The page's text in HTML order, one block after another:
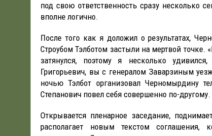
под свою ответственность сразу несколько
вполне логично.
После того как я доложил о результатах,
Строубом Тэлботом застыли на мертвой
затянулся, поэтому я несколько
Григорьевич, вы с генералом Заварзиным
ночью Тэлбот организовал Черномырдину
Степанович повел себя совершенно по-другому.
Открывается пленарное заседание,
располагает новым текстом соглашения,